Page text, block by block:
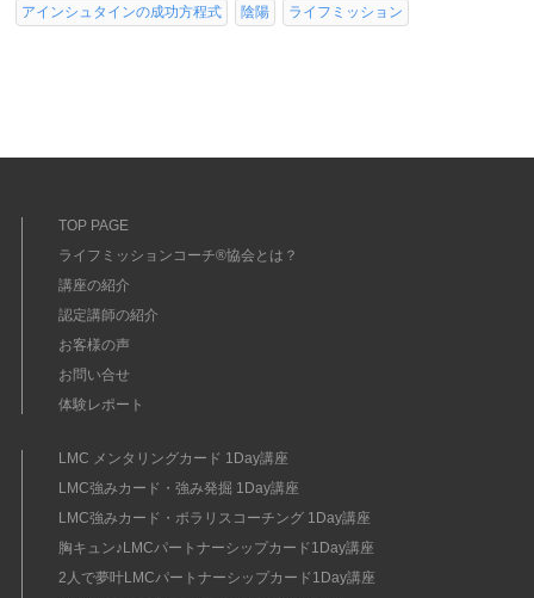
アインシュタインの成功方程式
陰陽 ライフミッション
TOP PAGE
ライフミッションコーチ®協会とは？
講座の紹介
認定講師の紹介
お客様の声
お問い合せ
体験レポート
LMC メンタリングカード 1Day講座
LMC強みカード・強み発掘 1Day講座
LMC強みカード・ポラリスコーチング 1Day講座
胸キュン♪LMCパートナーシップカード1Day講座
2人で夢叶LMCパートナーシップカード1Day講座